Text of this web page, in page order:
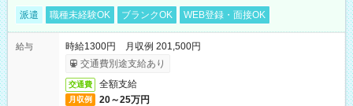
派遣 職種未経験OK ブランクOK WEB登録・面接OK
給与
時給1300円 月収例 201,500円
交通費別途支給あり
交通費 全額支給
月収例 20～25万円